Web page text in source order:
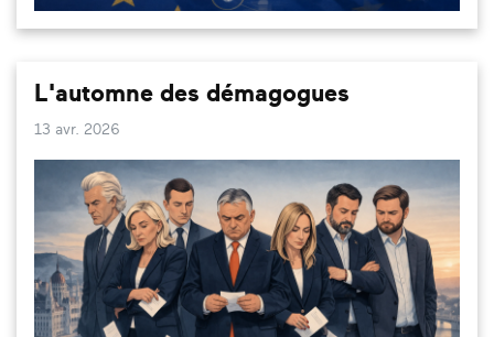
L'automne des démagogues
13 avr. 2026